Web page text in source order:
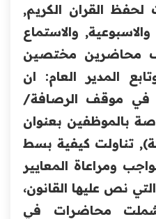
القران الكريم,
والاسبوعية, والاستماع
محاضرين مختصين
المدير العام: ان
في موقف الرصافة/
بالموظفين بعنوان
تناولت كيفية بسط
ومراعاة المعايير
نص عليها القانون،
محاضرات في